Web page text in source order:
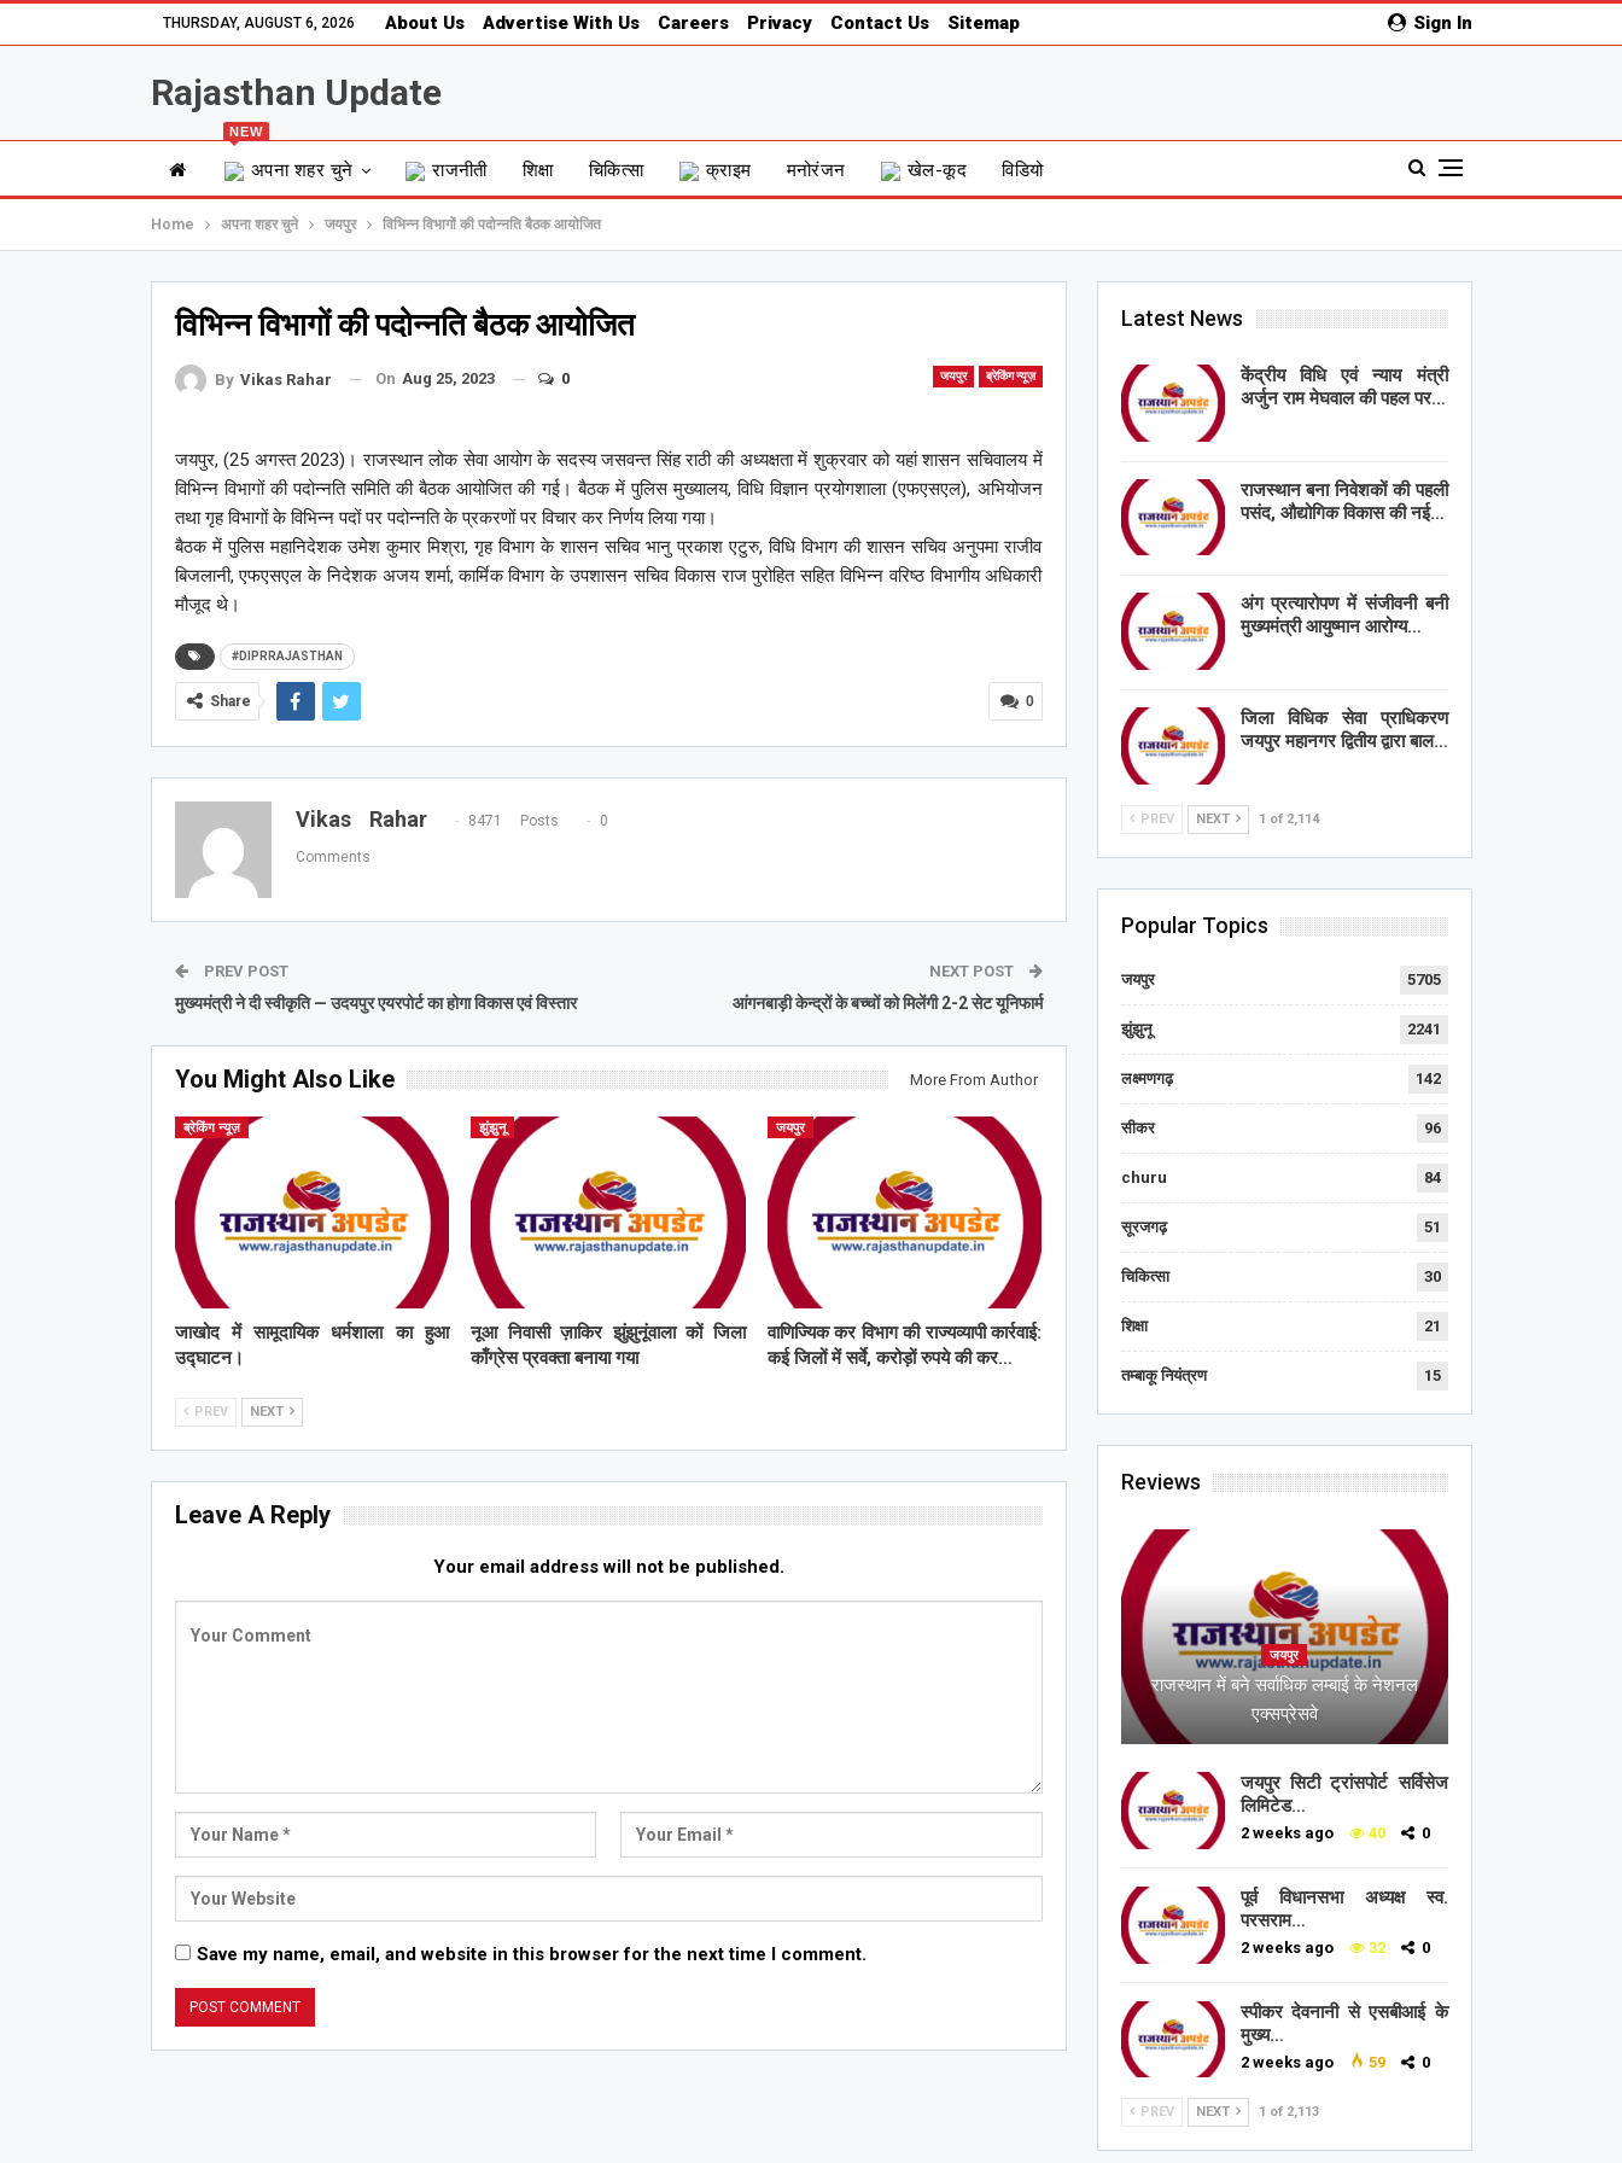
Sign In
THURSDAY, AUGUST 6, 2026 About Us Advertise With Us Careers Privacy Contact Us Sitemap
Rajasthan Update
अपना शहर चुने
NEW
राजनीती शिक्षा चिकित्सा क्राइम मनोरंजन खेल-कूद विडियो
Home अपना शहर चुने जयपुर विभिन्न विभागों की पदोन्नति बैठक आयोजित
विभिन्न विभागों की पदोन्नति बैठक आयोजित
जयपुर ब्रेकिंग न्यूज़
By Vikas Rahar On Aug 25, 2023 0
जयपुर, (25 अगस्त 2023)। राजस्थान लोक सेवा आयोग के सदस्य जसवन्त सिंह राठी की अध्यक्षता में शुक्रवार को यहां शासन सचिवालय में
विभिन्न विभागों की पदोन्नति समिति की बैठक आयोजित की गई। बैठक में पुलिस मुख्यालय, विधि विज्ञान प्रयोगशाला (एफएसएल), अभियोजन
तथा गृह विभागों के विभिन्न पदों पर पदोन्नति के प्रकरणों पर विचार कर निर्णय लिया गया।
बैठक में पुलिस महानिदेशक उमेश कुमार मिश्रा, गृह विभाग के शासन सचिव भानु प्रकाश एटुरु, विधि विभाग की शासन सचिव अनुपमा राजीव
बिजलानी, एफएसएल के निदेशक अजय शर्मा, कार्मिक विभाग के उपशासन सचिव विकास राज पुरोहित सहित विभिन्न वरिष्ठ विभागीय अधिकारी
मौजूद थे।
#DIPRRAJASTHAN
0
Share
Vikas Rahar 8471 Posts 0
Comments
PREV POST
मुख्यमंत्री ने दी स्वीकृति — उदयपुर एयरपोर्ट का होगा विकास एवं विस्तार
NEXT POST
आंगनबाड़ी केन्द्रों के बच्चों को मिलेंगी 2-2 सेट यूनिफार्म
You Might Also Like More From Author
ब्रेकिंग न्यूज़
जाखोद में सामूदायिक धर्मशाला का हुआ
उद्घाटन।
झुंझुनू
नूआ निवासी ज़ाकिर झुंझुनूंवाला कों जिला
काँग्रेस प्रवक्ता बनाया गया
जयपुर
वाणिज्यिक कर विभाग की राज्यव्यापी कार्रवाई:
कई जिलों में सर्वे, करोड़ों रुपये की कर…
PREV NEXT
Leave A Reply
Your email address will not be published.
Save my name, email, and website in this browser for the next time I comment.
Latest News
केंद्रीय विधि एवं न्याय मंत्री
अर्जुन राम मेघवाल की पहल पर…
राजस्थान बना निवेशकों की पहली
पसंद, औद्योगिक विकास की नई…
अंग प्रत्यारोपण में संजीवनी बनी
मुख्यमंत्री आयुष्मान आरोग्य…
जिला विधिक सेवा प्राधिकरण
जयपुर महानगर द्वितीय द्वारा बाल…
PREV NEXT 1 of 2,114
Popular Topics
जयपुर 5705
झुंझुनू 2241
लक्ष्मणगढ़ 142
सीकर 96
churu 84
सूरजगढ़ 51
चिकित्सा 30
शिक्षा 21
तम्बाकू नियंत्रण 15
Reviews
जयपुर
राजस्थान में बने सर्वाधिक लम्बाई के नेशनल
एक्सप्रेसवे
जयपुर सिटी ट्रांसपोर्ट सर्विसेज
लिमिटेड…
2 weeks ago 40 0
पूर्व विधानसभा अध्यक्ष स्व.
परसराम…
2 weeks ago 32 0
स्पीकर देवनानी से एसबीआई के
मुख्य…
2 weeks ago 59 0
PREV NEXT 1 of 2,113